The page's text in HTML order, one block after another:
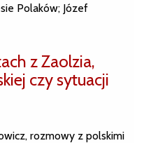
Polaków; Józef
z Zaolzia,
czy sytuacji
rozmowy z polskimi